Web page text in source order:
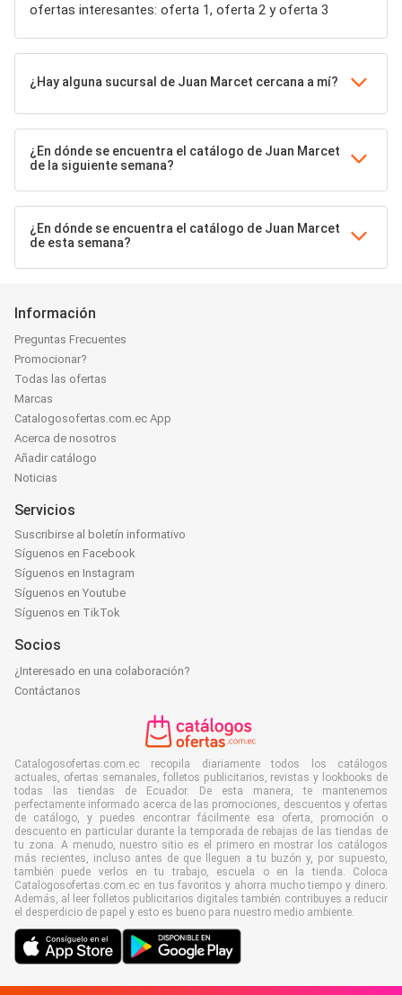
ofertas interesantes: oferta 1, oferta 2 y oferta 3
¿Hay alguna sucursal de Juan Marcet cercana a mí?
¿En dónde se encuentra el catálogo de Juan Marcet
de la siguiente semana?
¿En dónde se encuentra el catálogo de Juan Marcet
de esta semana?
Información
Preguntas Frecuentes
Promocionar?
Todas las ofertas
Marcas
Catalogosofertas.com.ec App
Acerca de nosotros
Añadir catálogo
Noticias
Servicios
Suscribirse al boletín informativo
Síguenos en Facebook
Síguenos en Instagram
Síguenos en Youtube
Síguenos en TikTok
Socios
¿Interesado en una colaboración?
Contáctanos
Catalogosofertas.com.ec recopila diariamente todos los catálogos
actuales, ofertas semanales, folletos publicitarios, revistas y lookbooks de
todas las tiendas de Ecuador. De esta manera, te mantenemos
perfectamente informado acerca de las promociones, descuentos y ofertas
de catálogo, y puedes encontrar fácilmente esa oferta, promoción o
descuento en particular durante la temporada de rebajas de las tiendas de
tu zona. A menudo, nuestro sitio es el primero en mostrar los catálogos
más recientes, incluso antes de que lleguen a tu buzón y, por supuesto,
también puede verlos en tu trabajo, escuela o en la tienda. Coloca
Catalogosofertas.com.ec en tus favoritos y ahorra mucho tiempo y dinero.
Además, al leer folletos publicitarios digitales también contribuyes a reducir
el desperdicio de papel y esto es bueno para nuestro medio ambiente.